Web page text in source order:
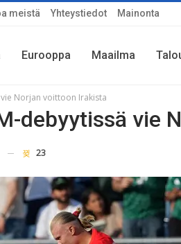
meistä Yhteystiedot Mainonta
Eurooppa Maailma
Norjan voittoon Irakista
debyytissä vie
23